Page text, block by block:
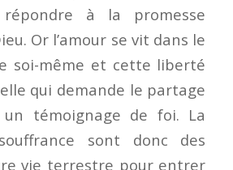
à la promesse
Or l’amour se vit dans le
soi-même et cette liberté
qui demande le partage
témoignage de foi. La
sont donc des
vie terrestre pour entrer